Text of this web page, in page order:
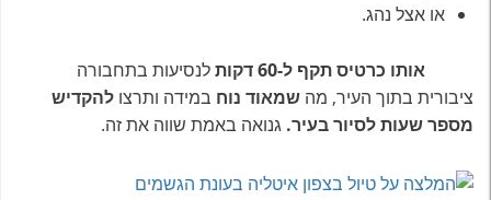
או אצל נהג.
אותו כרטיס תקף ל-60 דקות
לנסיעות בתחבורה
ציבורית בתוך העיר, מה שמאוד נוח במידה ותרצו להקדיש
מספר שעות לסיור בעיר. גנואה באמת שווה את זה.